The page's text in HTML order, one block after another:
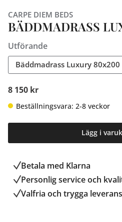
CARPE DIEM BEDS
BÄDDMADRASS
Utförande
Bäddmadrass Luxury
8 150 kr
Beställningsvara: 2-8 veckor
Lägg i
Betala med Klarna
Personlig service och
Valfria och trygga